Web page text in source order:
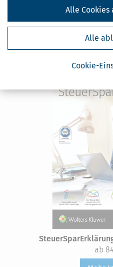
Cookie-
Alle
Alle Cookies
folgenden
ab